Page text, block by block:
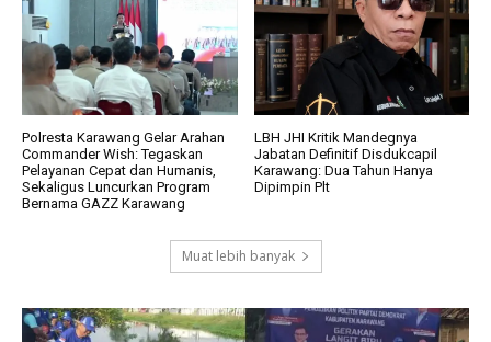
Polresta Karawang Gelar Arahan
Commander Wish: Tegaskan
Pelayanan Cepat dan Humanis,
Sekaligus Luncurkan Program
Bernama GAZZ Karawang
LBH JHI Kritik Mandegnya
Jabatan Definitif Disdukcapil
Karawang: Dua Tahun Hanya
Dipimpin Plt
Muat lebih banyak